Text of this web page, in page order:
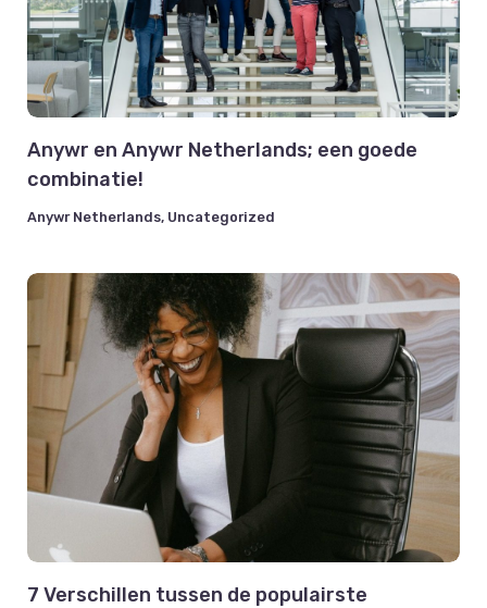
Anywr en Anywr Netherlands; een goede
combinatie!
Anywr Netherlands, Uncategorized
7 Verschillen tussen de populairste